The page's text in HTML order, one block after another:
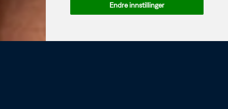
Endre innstillinger